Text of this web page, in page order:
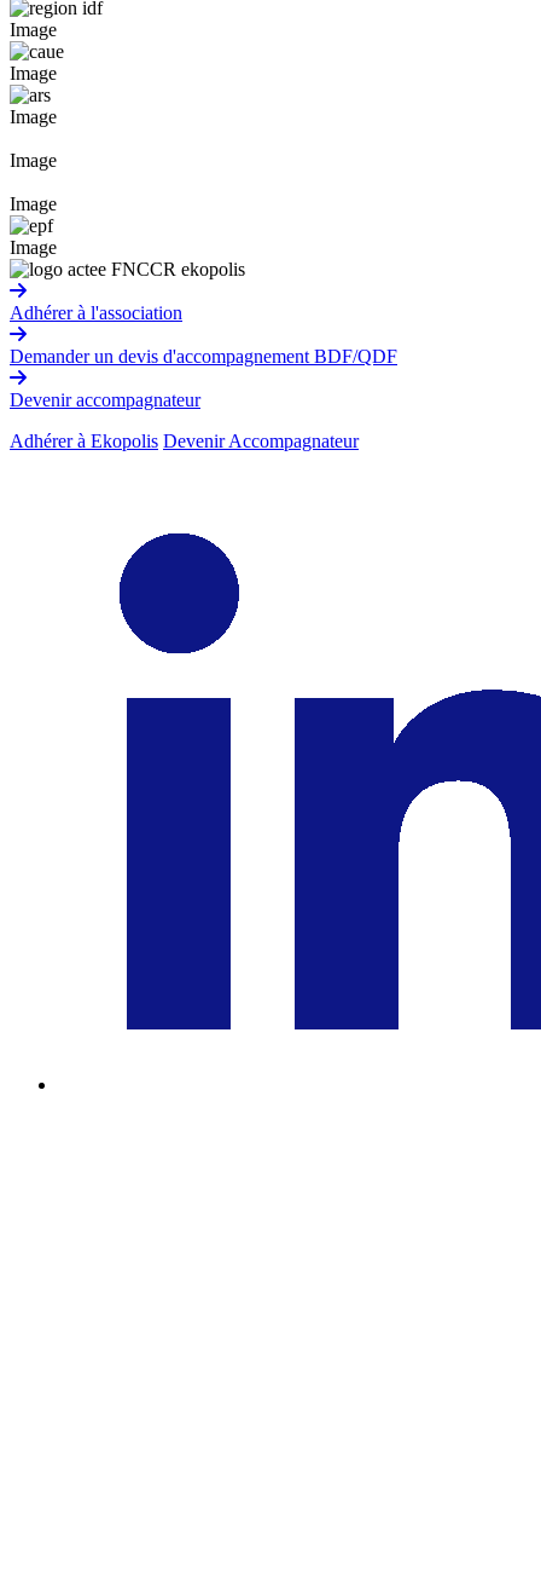
Image
Image
Image
Image
Image
Image
Adhérer à l'association
Demander un devis d'accompagnement BDF/QDF
Devenir accompagnateur
Adhérer à Ekopolis Devenir Accompagnateur